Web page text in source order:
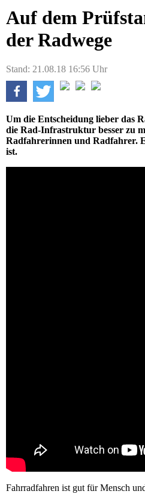
Auf dem
der Radwege
Stand: 21.08.18 16:56 Uhr
Um die Entscheidung lieber das
die Rad-Infrastruktur besser zu
Radfahrerinnen und Radfahrer.
ist.
Fahrradfahren ist gut für Mensch